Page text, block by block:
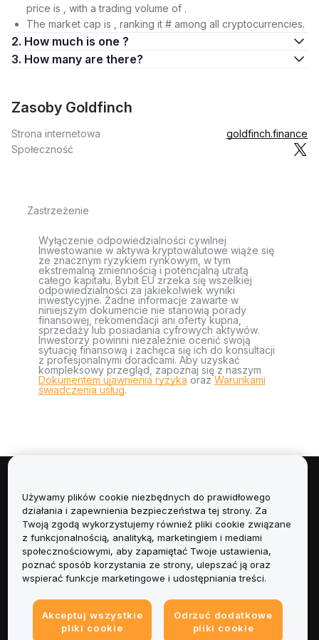
price is , with a trading volume of .
The market cap is , ranking it # among all cryptocurrencies.
2. How much is one ?
3. How many are there?
Zasoby Goldfinch
Strona internetowa
goldfinch.finance
Społeczność
Zastrzeżenie
Wyłączenie odpowiedzialności cywilnej
Inwestowanie w aktywa kryptowalutowe wiąże się
ze znacznym ryzykiem rynkowym, w tym
ekstremalną zmiennością i potencjalną utratą
całego kapitału. Bybit EU zrzeka się wszelkiej
odpowiedzialności za jakiekolwiek wyniki
inwestycyjne. Żadne informacje zawarte w
niniejszym dokumencie nie stanowią porady
finansowej, rekomendacji ani oferty kupna,
sprzedaży lub posiadania cyfrowych aktywów.
Inwestorzy powinni niezależnie ocenić swoją
sytuację finansową i zachęca się ich do konsultacji
z profesjonalnymi doradcami. Aby uzyskać
kompleksowy przegląd, zapoznaj się z naszym
Dokumentem ujawnienia ryzyka orazWarunkami
świadczenia usług.
Informacje
Usługi
Obsługa Klienta
Informacje prawne
Używamy plików cookie niezbędnych do prawidłowego
działania i zapewnienia bezpieczeństwa tej strony. Za
Twoją zgodą wykorzystujemy również pliki cookie związane
z funkcjonalnością, analityką, marketingiem i mediami
społecznościowymi, aby zapamiętać Twoje ustawienia,
poznać sposób korzystania ze strony, ulepszać ją oraz
wspierać funkcje marketingowe i udostępniania treści.
Akceptuj wszystkie
pliki cookie
Odrzuć dodatkowe
pliki cookie